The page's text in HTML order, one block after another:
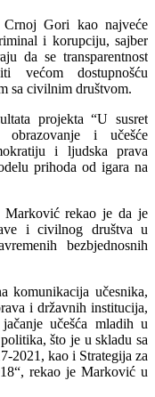
Gori kao najveće
i korupciju, sajber
da se transparentnost
većom dostupnošću
sa civilnim društvom.
projekta “U susret
obrazovanje i učešće
i ljudska prava
prihoda od igara na
Marković rekao je da je
i civilnog društva u
bezbjednosnih
komunikacija učesnika,
i državnih institucija,
učešća mladih u
što je u skladu sa
2021, kao i Strategija za
rekao je Marković u